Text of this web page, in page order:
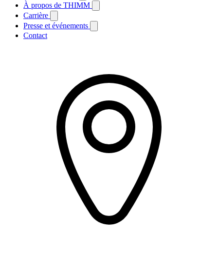
À propos de THIMM
Carrière
Presse et événements
Contact